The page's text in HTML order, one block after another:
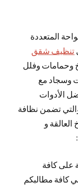
المتعددة
تنظيف شقق
وحمامات وفلل
وسجاد مع
الأدوات
والتي تضمن نظافة
و
للإجابة على كافة
كافة مطالبكم